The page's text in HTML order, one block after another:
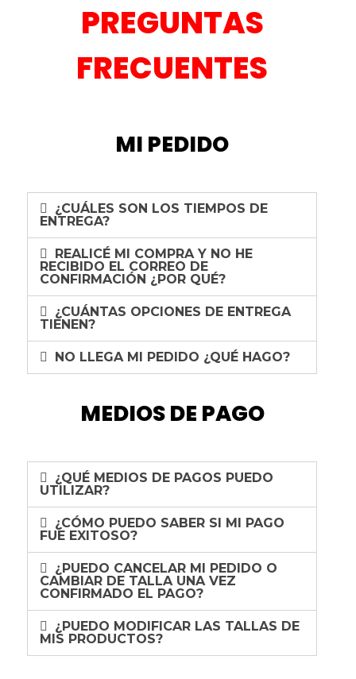
PREGUNTAS
FRECUENTES
MI PEDIDO
¿CUÁLES SON LOS TIEMPOS DE
ENTREGA?
REALICÉ MI COMPRA Y NO HE
RECIBIDO EL CORREO DE
CONFIRMACIÓN ¿POR QUÉ?
¿CUÁNTAS OPCIONES DE ENTREGA
TIENEN?
NO LLEGA MI PEDIDO ¿QUÉ HAGO?
MEDIOS DE PAGO
¿QUÉ MEDIOS DE PAGOS PUEDO
UTILIZAR?
¿CÓMO PUEDO SABER SI MI PAGO
FUE EXITOSO?
¿PUEDO CANCELAR MI PEDIDO O
CAMBIAR DE TALLA UNA VEZ
CONFIRMADO EL PAGO?
¿PUEDO MODIFICAR LAS TALLAS DE
MIS PRODUCTOS?